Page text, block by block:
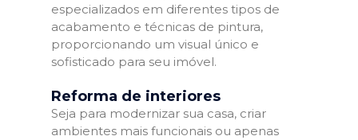
especializados em diferentes tipos de
acabamento e técnicas de pintura,
proporcionando um visual único e
sofisticado para seu imóvel.
Reforma de interiores
Seja para modernizar sua casa, criar
ambientes mais funcionais ou apenas